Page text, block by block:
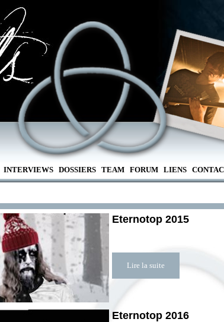
INTERVIEWS DOSSIERS TEAM FORUM LIENS
Eternotop 2015
Lire la suite
Eternotop 2016